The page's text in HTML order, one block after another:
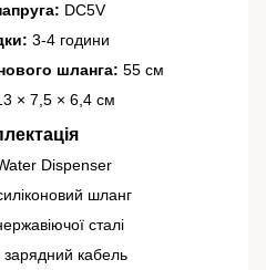
DC5V
3-4 години
шланга: 55 см
× 7,5 × 6,4 см
Dispenser
шланг
сталі
кабель